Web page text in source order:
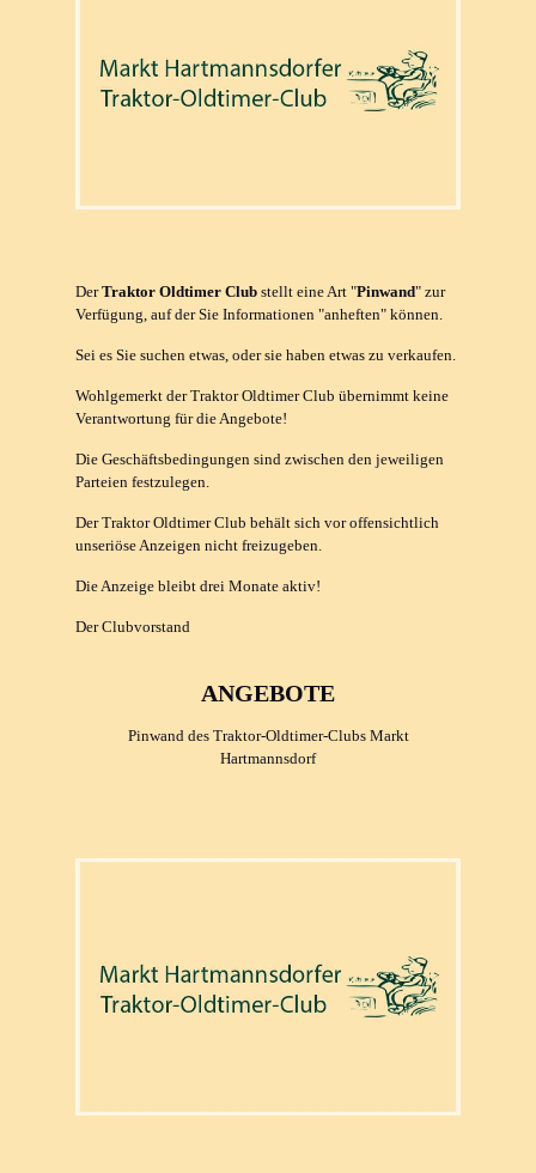
DerTraktor Oldtimer Club stellt eine Art "Pinwand" zur
Verfügung, auf der Sie Informationen "anheften" können.
Sei es Sie suchen etwas, oder sie haben etwas zu verkaufen.
Wohlgemerkt der Traktor Oldtimer Club übernimmt keine
Verantwortung für die Angebote!
Die Geschäftsbedingungen sind zwischen den jeweiligen
Parteien festzulegen.
Der Traktor Oldtimer Club behält sich vor offensichtlich
unseriöse Anzeigen nicht freizugeben.
Die Anzeige bleibt drei Monate aktiv!
Der Clubvorstand
ANGEBOTE
Pinwand des Traktor-Oldtimer-Clubs Markt
Hartmannsdorf